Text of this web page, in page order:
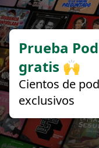
Prueba
gratis 🙌
Cientos de
exclusivos